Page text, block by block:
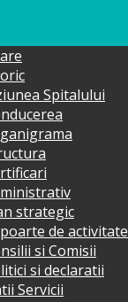
Spitalului
strategic
de activitate
si Comisii
si declaratii
Servicii